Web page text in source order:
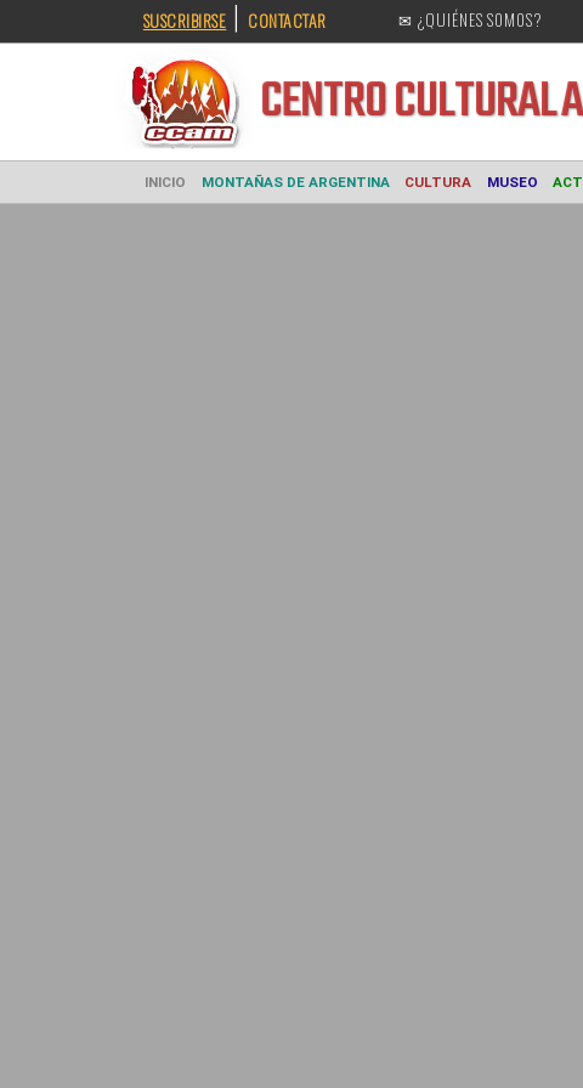
SUSCRIBIRSE | CONTACTAR ✉ ¿QUIÉNES SOMOS?
CENTRO
INICIO MONTAÑAS DE ARGENTINA CULTURA